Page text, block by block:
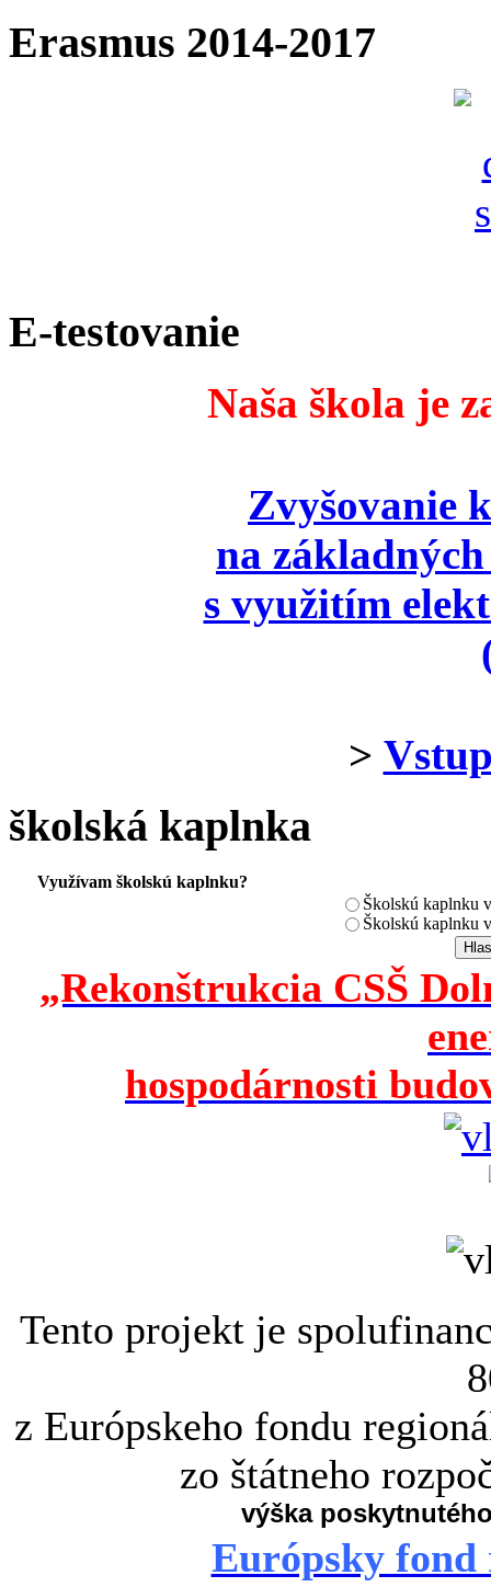
Erasmus 2014-2017
E-testovanie
Naša škola je
Zvyšovanie
na
s využitím
>
školská kaplnka
Využívam školskú kaplnku?
Školskú kaplnku
Školskú kaplnku
„Rekonštrukcia CSŠ
hospodárnosti
Tento projekt je
z Európskeho fondu
zo štátneho
výška
Európsky fond